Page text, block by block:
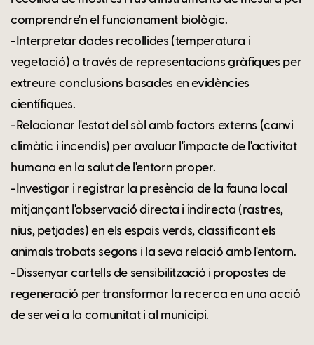
comprendre'n el funcionament biològic.
-Interpretar dades recollides (temperatura i
vegetació) a través de representacions gràfiques per
extreure conclusions basades en evidències
científiques.
-Relacionar l'estat del sòl amb factors externs (canvi
climàtic i incendis) per avaluar l'impacte de l'activitat
humana en la salut de l'entorn proper.
-Investigar i registrar la presència de la fauna local
mitjançant l'observació directa i indirecta (rastres,
nius, petjades) en els espais verds, classificant els
animals trobats segons i la seva relació amb l'entorn.
-Dissenyar cartells de sensibilització i propostes de
regeneració per transformar la recerca en una acció
de servei a la comunitat i al municipi.